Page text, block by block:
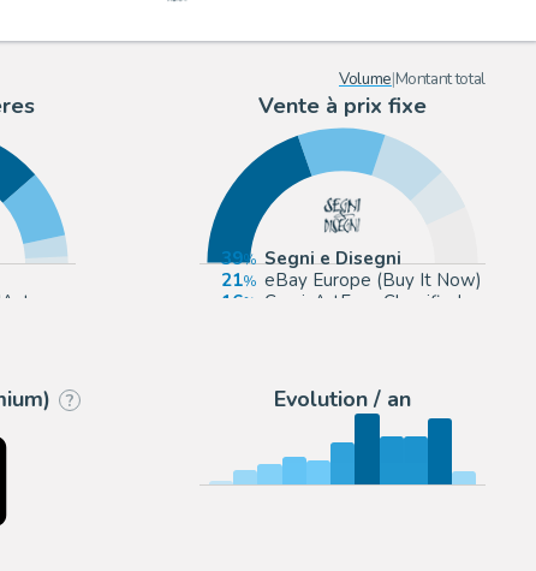
Volume|Montant total
Vente à prix fixe
39
Segni e Disegni
21
eBay Europe (Buy It Now)
16
ComicArtFans Classifieds
? Evolution / an